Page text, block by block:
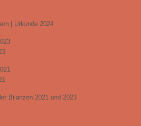
| Urkunde 2024
Bilanzen 2021 und 2023